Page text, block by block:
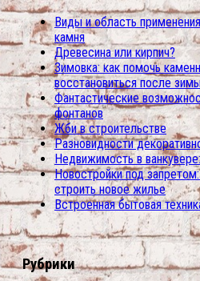
Виды и область
камня
Древесина или кирпич?
Зимовка: как помочь
восстановиться после
Фантастические
фонтанов
Жби в строительстве
Разновидности
Недвижимость в
Новостройки под
строить новое жилье
Встроенная бытовая
Рубрики